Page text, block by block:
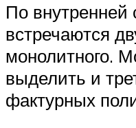
По внутренней
встречаются
монолитного.
выделить и
фактурных